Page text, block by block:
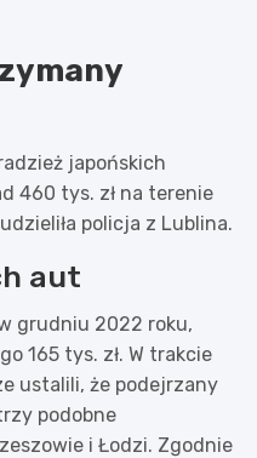
japońskich
460 tys. zł na terenie
policja z Lublina.
aut
grudniu 2022 roku,
165 tys. zł. W trakcie
ustalili, że podejrzany
podobne
i Łodzi. Zgodnie